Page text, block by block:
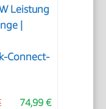
Leistung
|
Connect-
74,99 €